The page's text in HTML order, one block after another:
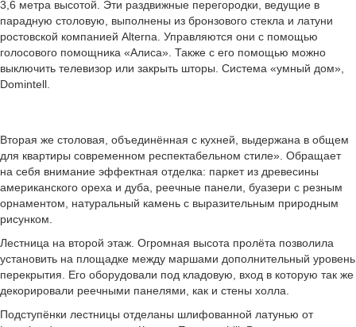
3,6 метра высотой. Эти раздвижные перегородки, ведущие в
парадную столовую, выполнены из бронзового стекла и латуни
ростовской компанией Alterna. Управляются они с помощью
голосового помощника «Алиса». Также с его помощью можно
выключить телевизор или закрыть шторы. Система «умный дом»,
Domintell.
Вторая же столовая, объединённая с кухней, выдержана в общем
для квартиры современном респектабельном стиле». Обращает
на себя внимание эффектная отделка: паркет из древесины
американского ореха и дуба, реечные панели, буазери с резным
орнаментом, натуральный камень с выразительным природным
рисунком.
Лестница на второй этаж. Огромная высота пролёта позволила
установить на площадке между маршами дополнительный уровень
перекрытия. Его оборудовали под кладовую, вход в которую так же
декорировали реечными панелями, как и стены холла.
Подступёнки лестницы отделаны шлифованной латунью от